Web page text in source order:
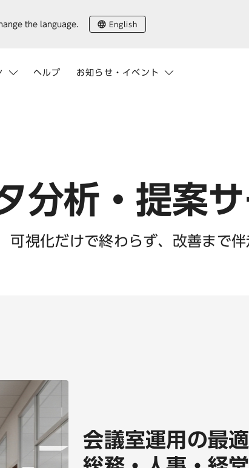
ヘルプ お知らせ・イベント
the language. English
分析・提案
可視化だけで終わらず、改善まで伴
会議室運用の最